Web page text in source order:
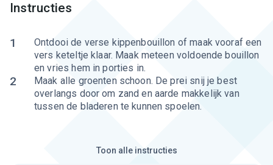
Instructies
1
Ontdooi de verse kippenbouillon of maak vooraf een
vers keteltje klaar. Maak meteen voldoende bouillon
en vries hem in porties in.
2
Maak alle groenten schoon. De prei snij je best
overlangs door om zand en aarde makkelijk van
tussen de bladeren te kunnen spoelen.
Toon alle instructies